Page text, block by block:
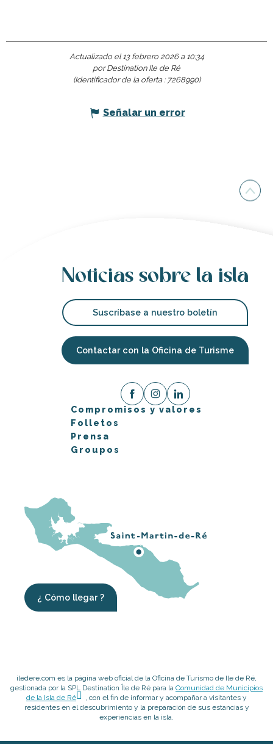
Actualizado el 13 febrero 2026 a 10:34
por Destination Ile de Ré
(Identificador de la oferta : 7268990)
Señalar un error
Noticias sobre la isla
Suscríbase a nuestro boletín
Contactar con la Oficina de Turisme
Compromisos y valores
Folletos
Prensa
Groupos
¿ Cómo llegar ?
iledere.com es la página web oficial de la Oficina de Turismo de Ile de Ré,
gestionada por la SPL Destination Île de Ré para la Comunidad de Municipios
de la Isla de Ré
, con el fin de informar y acompañar a visitantes y
residentes en el descubrimiento y la preparación de sus estancias y
experiencias en la isla.